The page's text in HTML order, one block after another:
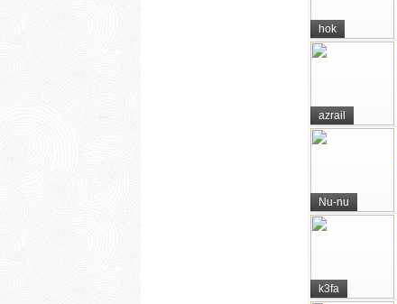
hok
azrail
Nu-nu
k3fa